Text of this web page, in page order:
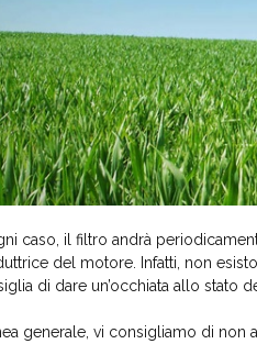
caso, il filtro andrà
del motore. Infatti, non
di dare un’occhiata allo stato
generale, vi consigliamo di